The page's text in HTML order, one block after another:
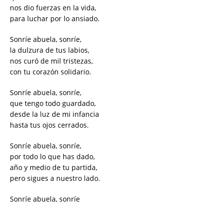
nos dio fuerzas en la vida,
para luchar por lo ansiado.
Sonríe abuela, sonríe,
la dulzura de tus labios,
nos curó de mil tristezas,
con tu corazón solidario.
Sonríe abuela, sonríe,
que tengo todo guardado,
desde la luz de mi infancia
hasta tus ojos cerrados.
Sonríe abuela, sonríe,
por todo lo que has dado,
año y medio de tu partida,
pero sigues a nuestro lado.
Sonríe abuela, sonríe